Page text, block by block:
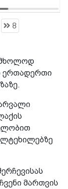
8
მხოლოდ
ერთადერთი
მართვის